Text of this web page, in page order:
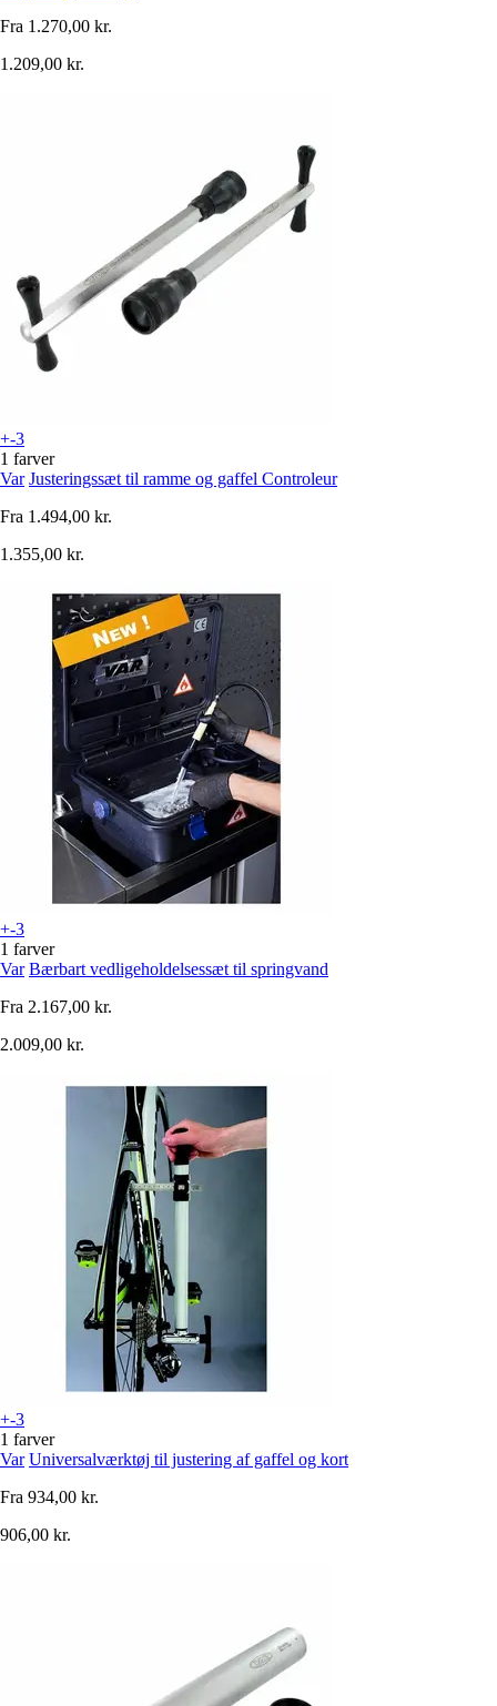
Fra 1.270,00 kr.
1.209,00 kr.
+-3
1 farver
Var Justeringssæt til ramme og gaffel Controleur
Fra 1.494,00 kr.
1.355,00 kr.
+-3
1 farver
Var Bærbart vedligeholdelsessæt til springvand
Fra 2.167,00 kr.
2.009,00 kr.
+-3
1 farver
Var Universalværktøj til justering af gaffel og kort
Fra 934,00 kr.
906,00 kr.